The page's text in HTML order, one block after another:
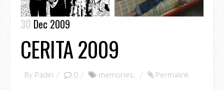
30 Dec 2009
CERITA 2009
By Padin 0 memories, Permalink